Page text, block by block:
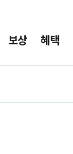
보상 혜택